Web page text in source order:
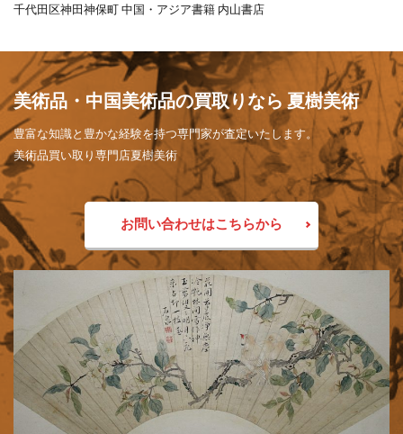
千代田区神田神保町 中国・アジア書籍 内山書店
美術品・中国美術品の買取りなら 夏樹美術
豊富な知識と豊かな経験を持つ専門家が査定いたします。
美術品買い取り専門店夏樹美術
お問い合わせはこちらから